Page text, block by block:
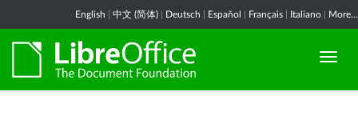
English 中文 (简体) Deutsch Español Français Italiano More...